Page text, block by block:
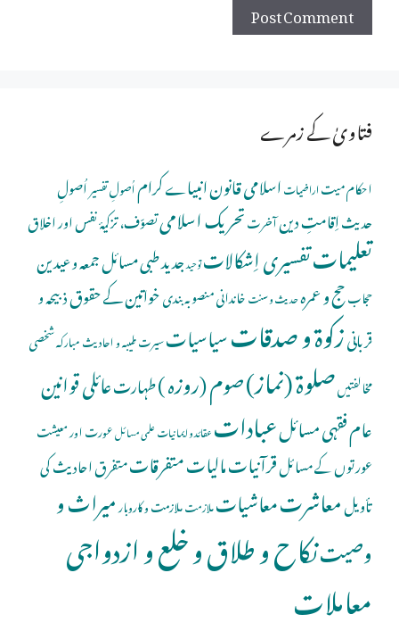
فتاویٰ کے زمرے
احکام میتاراضیاتاسلامی قانونانبیاے کراماُصولِ تفسیراُصولِ
حدیثاِقامتِ دینآخرتتحریک اسلامیتصوّف، تزکیۂ نفس اور اخلاق
تعلیماتتفسیری اِشکالاتتوحیدجدید طبی مسائلجمعہ و عیدین
حجابحج و عمرہحدیث و سنتخاندانی منصوبہ بندیخواتین کے حقوقذبیحہ و
قربانیزکوۃ و صدقاتسیاسیاتسیرت طیبہ و احادیث مبارکہشخصی
مخالفتیںصلوة (نماز)صوم (روزہ )طہارتعائلی قوانین
عام فقہی مسائلعباداتعقائد و ایمانیاتعلمی مسائلعورت اور معیشت
عورتوں کے مسائلقرآنیاتمالیاتمتفرقاتمتفرق احادیث کی
تأویلمعاشرتمعاشیاتملازمتملازمت و کاروبارمیراث و
وصیتنکاح و طلاق و خلع و ازدواجی
معاملات